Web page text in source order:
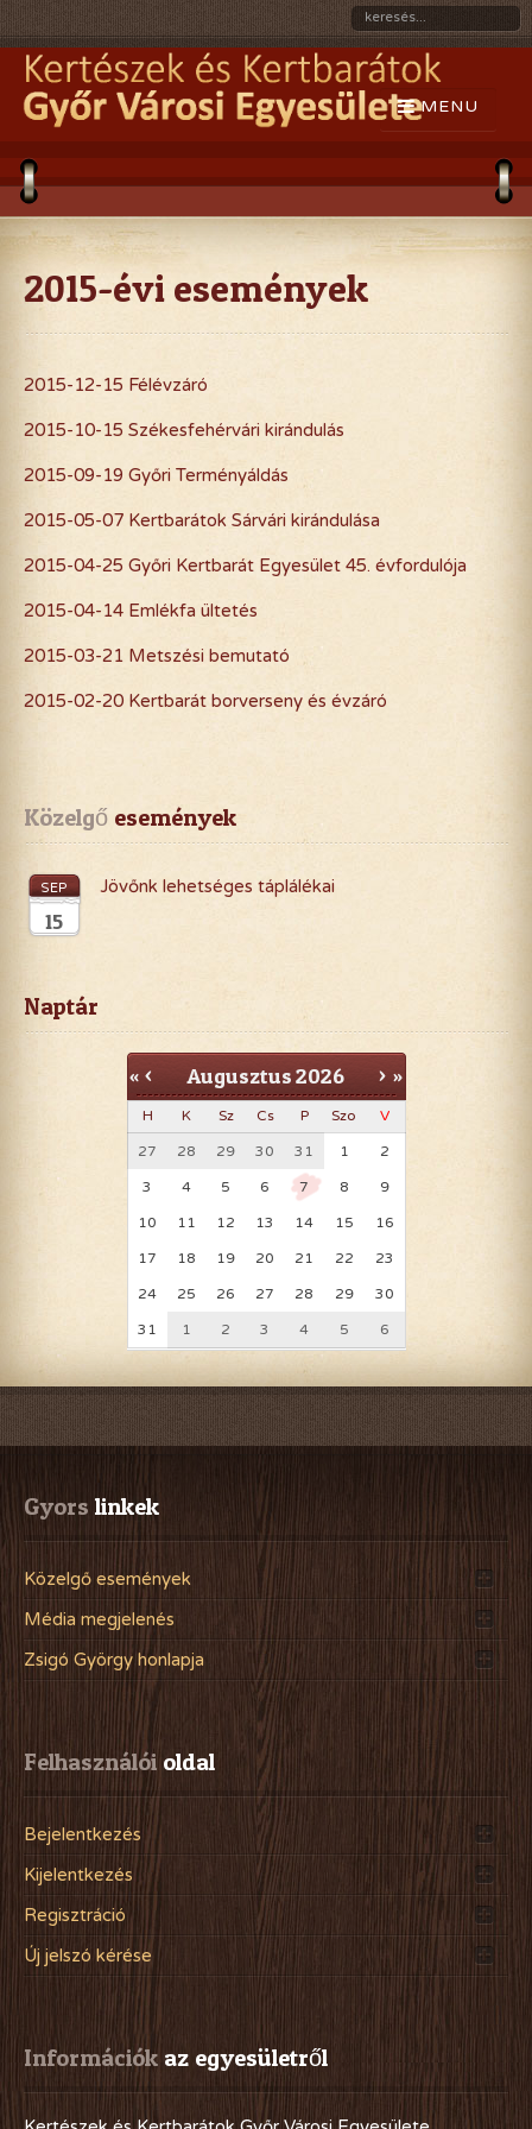
2015-évi események
2015-12-15 Félévzáró
2015-10-15 Székesfehérvári kirándulás
2015-09-19 Győri Terményáldás
2015-05-07 Kertbarátok Sárvári kirándulása
2015-04-25 Győri Kertbarát Egyesület 45. évfordulója
2015-04-14 Emlékfa ültetés
2015-03-21 Metszési bemutató
2015-02-20 Kertbarát borverseny és évzáró
Közelgő események
SEP
15
Jövőnk lehetséges táplálékai
Naptár
« < Augusztus2026 > »
H K Sz Cs P Szo V
27 28 29 30 31 1 2
3 4 5 6 7 8 9
10 11 12 13 14 15 16
17 18 19 20 21 22 23
24 25 26 27 28 29 30
31 1 2 3 4 5 6
Gyors linkek
Közelgő események
Média megjelenés
Zsigó György honlapja
Felhasználói oldal
Bejelentkezés
Kijelentkezés
Regisztráció
Új jelszó kérése
Információk az egyesületről